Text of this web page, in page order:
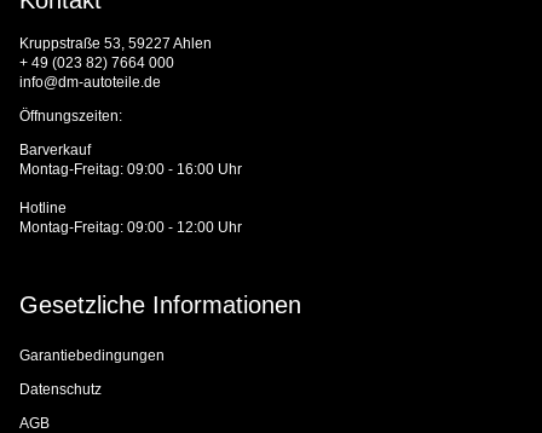
Kruppstraße 53, 59227 Ahlen
+ 49 (023 82) 7664 000
info@dm-autoteile.de
Öffnungszeiten:
Barverkauf
Montag-Freitag: 09:00 - 16:00 Uhr
Hotline
Montag-Freitag: 09:00 - 12:00 Uhr
Gesetzliche Informationen
Garantiebedingungen
Datenschutz
AGB